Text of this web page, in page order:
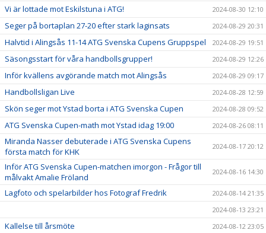
Vi är lottade mot Eskilstuna i ATG! 2024-08-30 12:10
Seger på bortaplan 27-20 efter stark laginsats 2024-08-29 20:31
Halvtid i Alingsås 11-14 ATG Svenska Cupens Gruppspel 2024-08-29 19:51
Säsongsstart för våra handbollsgrupper! 2024-08-29 12:26
Inför kvällens avgörande match mot Alingsås 2024-08-29 09:17
Handbollsligan Live 2024-08-28 12:59
Skön seger mot Ystad borta i ATG Svenska Cupen 2024-08-28 09:52
ATG Svenska Cupen-math mot Ystad idag 19:00 2024-08-26 08:11
Miranda Nasser debuterade i ATG Svenska Cupens
första match för KHK
2024-08-17 20:12
Inför ATG Svenska Cupen-matchen imorgon - Frågor till
målvakt Amalie Fröland
2024-08-16 14:30
Lagfoto och spelarbilder hos Fotograf Fredrik
2024-08-14 21:35
2024-08-13 23:21
Kallelse till årsmöte 2024-08-12 23:05